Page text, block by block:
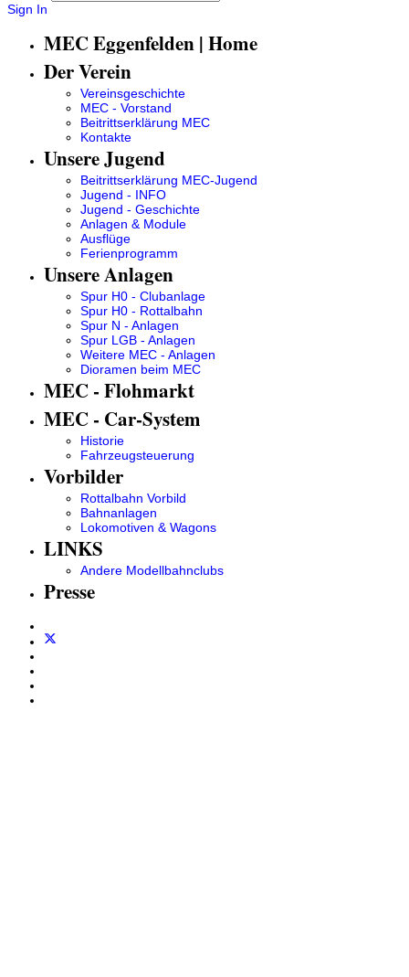
Sign In
MEC Eggenfelden | Home
Der Verein
Vereinsgeschichte
MEC - Vorstand
Beitrittserklärung MEC
Kontakte
Unsere Jugend
Beitrittserklärung MEC-Jugend
Jugend - INFO
Jugend - Geschichte
Anlagen & Module
Ausflüge
Ferienprogramm
Unsere Anlagen
Spur H0 - Clubanlage
Spur H0 - Rottalbahn
Spur N - Anlagen
Spur LGB - Anlagen
Weitere MEC - Anlagen
Dioramen beim MEC
MEC - Flohmarkt
MEC - Car-System
Historie
Fahrzeugsteuerung
Vorbilder
Rottalbahn Vorbild
Bahnanlagen
Lokomotiven & Wagons
LINKS
Andere Modellbahnclubs
Presse